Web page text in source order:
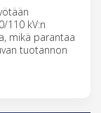
110 kV:n
mikä parantaa
tuotannon